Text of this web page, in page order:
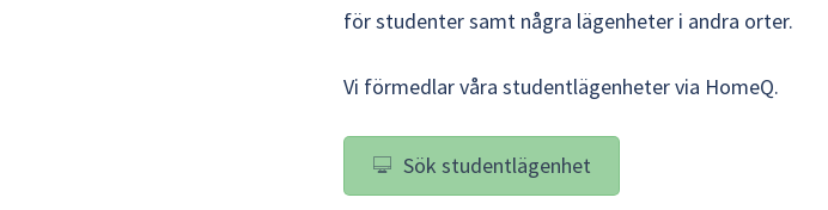
för studenter samt några lägenheter i andra orter.
Vi förmedlar våra studentlägenheter via HomeQ.
Sök studentlägenhet